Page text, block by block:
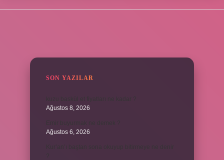
SON YAZILAR
Ağustos 8, 2026
Ağustos 6, 2026